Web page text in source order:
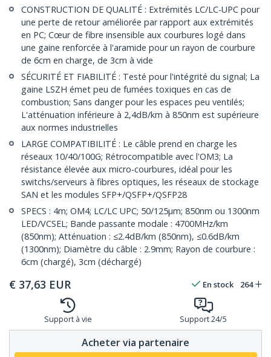
CONSTRUCTION DE QUALITÉ : Extrémités LC/LC-UPC pour
une perte de retour améliorée par rapport aux extrémités
en PC; Cœur de fibre insensible aux courbures logé dans
une gaine renforcée à l'aramide pour un rayon de courbure
de 6cm en charge, de 3cm à vide
SÉCURITÉ ET FIABILITÉ : Testé pour l'intégrité du signal; La
gaine LSZH émet peu de fumées toxiques en cas de
combustion; Sans danger pour les espaces peu ventilés;
L'atténuation inférieure à 2,4dB/km à 850nm est supérieure
aux normes industrielles
LARGE COMPATIBILITÉ : Le câble prend en charge les
réseaux 10/40/100G; Rétrocompatible avec l'OM3; La
résistance élevée aux micro-courbures, idéal pour les
switchs/serveurs à fibres optiques, les réseaux de stockage
SAN et les modules SFP+/QSFP+/QSFP28
SPECS : 4m; OM4; LC/LC UPC; 50/125µm; 850nm ou 1300nm
LED/VCSEL; Bande passante modale : 4700MHz/km
(850nm); Atténuation : ≤2.4dB/km (850nm), ≤0.6dB/km
(1300nm); Diamètre du câble : 2.9mm; Rayon de courbure :
6cm (chargé), 3cm (déchargé)
€ 37,63 EUR En stock 264
Support à vie Support 24/5
Acheter via partenaire